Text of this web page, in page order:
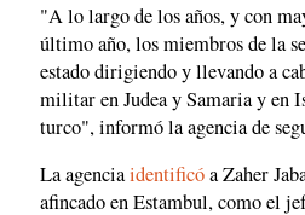
"A lo largo de los años, y con
último año, los miembros de la
estado dirigiendo y llevando a
militar en Judea y Samaria y en
turco", informó la agencia de
La agenciaidentificóa Zaher
afincado en Estambul, como el